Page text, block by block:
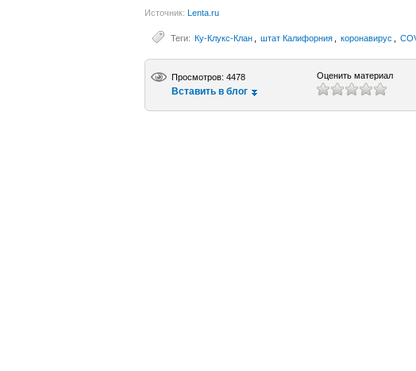
Источник: Lenta.ru
Теги: Ку-Клукс-Клан штат Калифорния коронавирус
Просмотров: 4478
Вставить в блог
Оценить материал